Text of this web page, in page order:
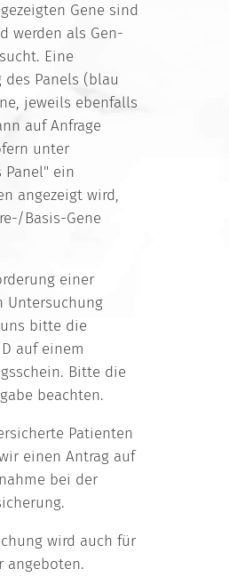
Gene sind
werden als Gen-
Eine
des Panels (blau
jeweils ebenfalls
auf Anfrage
unter
Panel" ein
angezeigt wird,
Basis-Gene
einer
Untersuchung
bitte die
auf einem
Bitte die
beachten.
Patienten
einen Antrag auf
bei der
wird auch für
angeboten.